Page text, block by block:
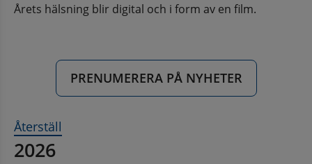
Årets hälsning blir digital och i form av en film.
PRENUMERERA PÅ NYHETER
Återställ
2026